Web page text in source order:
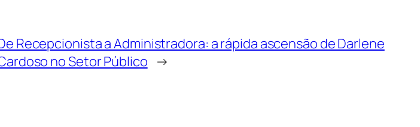
Recepcionista a Administradora: a rápida ascensão de Darlene
no Setor Público →